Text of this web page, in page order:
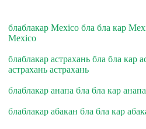
блаблакар Mexico бла бла кар
Mexico
блаблакар астрахань бла бла кар
астрахань астрахань
блаблакар анапа бла бла кар
блаблакар абакан бла бла кар